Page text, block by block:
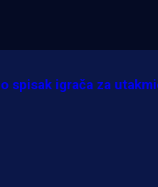
spisak igrača za